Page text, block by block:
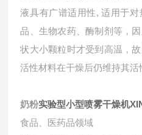
液具有广谱适用性,适用于对
品、生物农药、酶制剂等，
状大小颗粒时才受到高温，
活性材料在干燥后仍维持其活
奶粉实验型小型喷雾干燥机
食品、医药品领域